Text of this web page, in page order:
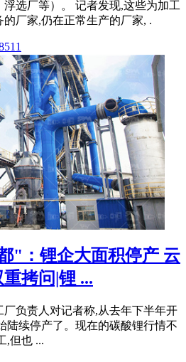
选厂等）。 记者发现,这些为加工
厂家,仍在正常生产的厂家, .
"：锂企大面积停产 云
拷问|锂 ...
负责人对记者称,从去年下半年开
陆续停产了。现在的碳酸锂行情不
,但也 ...